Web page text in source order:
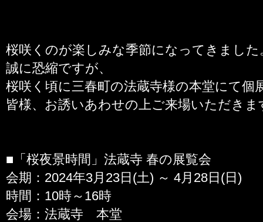
桜咲くのが楽しみな季節になってきました
誠に恐縮ですが、
桜咲く頃に三春町の法蔵寺様の本堂にて個
皆様、お誘いあわせの上ご来場いただき
■「桜夜景時間」法蔵寺 春の展覧会
会期：2024年3月23日(土) ～ 4月28日(日)
時間：10時～16時
会場：法蔵寺 本堂